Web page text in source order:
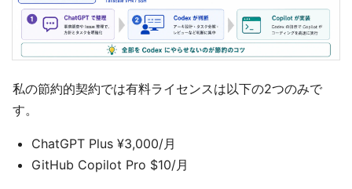
私の節約的契約では有料ライセンスは以下の2つのみで
す。
ChatGPT Plus ¥3,000/月
GitHub Copilot Pro $10/月